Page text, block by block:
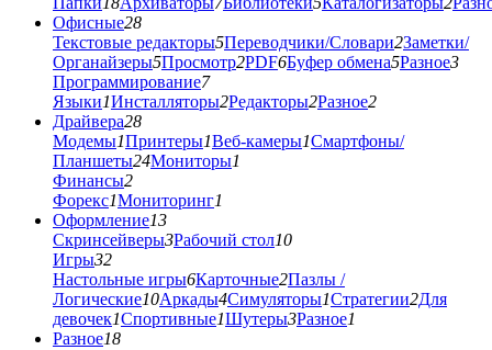
Офисные28
Текстовые редакторы5Переводчики/Словари2Заметки/
Органайзеры5Просмотр2PDF6Буфер обмена5Разное3
Программирование7
Языки1Инсталляторы2Редакторы2Разное2
Драйвера28
Модемы1Принтеры1Веб-камеры1Смартфоны/
Планшеты24Мониторы1
Финансы2
Форекс1Мониторинг1
Оформление13
Скринсейверы3Рабочий стол10
Игры32
Настольные игры6Карточные2Пазлы /
Логические10Аркады4Симуляторы1Стратегии2Для
девочек1Спортивные1Шутеры3Разное1
Разное18